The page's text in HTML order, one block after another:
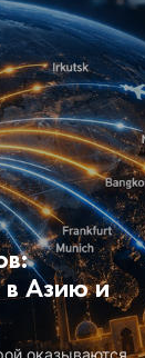
в Азию и
оказываются